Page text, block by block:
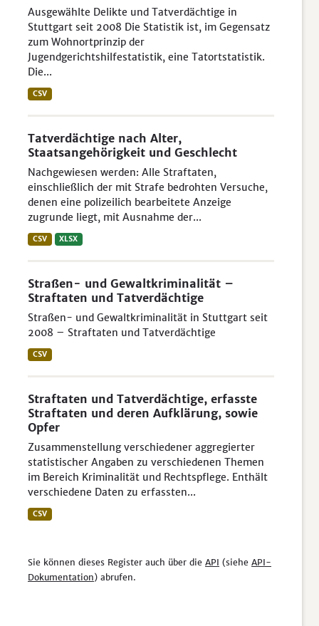
Ausgewählte Delikte und Tatverdächtige in
Stuttgart seit 2008 Die Statistik ist, im Gegensatz
zum Wohnortprinzip der
Jugendgerichtshilfestatistik, eine Tatortstatistik.
Die...
CSV
Tatverdächtige nach Alter,
Staatsangehörigkeit und Geschlecht
Nachgewiesen werden: Alle Straftaten,
einschließlich der mit Strafe bedrohten Versuche,
denen eine polizeilich bearbeitete Anzeige
zugrunde liegt, mit Ausnahme der...
CSV XLSX
Straßen- und Gewaltkriminalität –
Straftaten und Tatverdächtige
Straßen- und Gewaltkriminalität in Stuttgart seit
2008 – Straftaten und Tatverdächtige
CSV
Straftaten und Tatverdächtige, erfasste
Straftaten und deren Aufklärung, sowie
Opfer
Zusammenstellung verschiedener aggregierter
statistischer Angaben zu verschiedenen Themen
im Bereich Kriminalität und Rechtspflege. Enthält
verschiedene Daten zu erfassten...
CSV
Sie können dieses Register auch über die API (siehe API-
Dokumentation) abrufen.